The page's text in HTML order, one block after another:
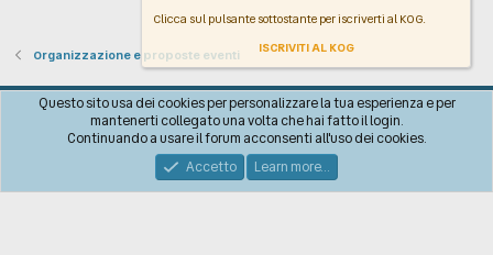
Organizzazione e proposte eventi
Italiano
Contattaci!
Regolamento Policy sulla Privacy Aiuto
R
S
Community platform by XenForo®© 2010-2026 XenForo Ltd.
Clicca sul pulsante sottostante per iscriverti al KOG.
ISCRIVITI AL KOG
Questo sito usa dei cookies per personalizzare la tua esperienza e per
mantenerti collegato una volta che hai fatto il login.
Continuando a usare il forum acconsenti all'uso dei cookies.
Accetto
Learn more…